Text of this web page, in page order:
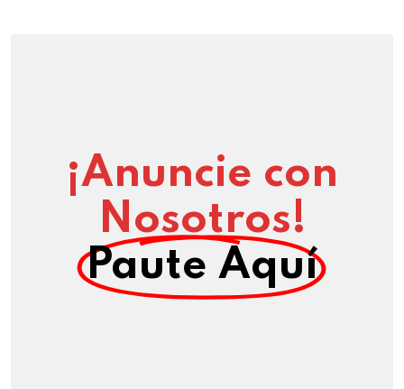
¡Anuncie con
Nosotros!
Paute Aquí